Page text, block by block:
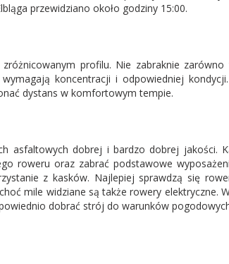
przewidziano około godziny 15:00.
profilu. Nie zabraknie zarówno
koncentracji i odpowiedniej
dystans w komfortowym tempie.
asfaltowych dobrej i bardzo dobrej jakości.
roweru oraz zabrać podstawowe
z kasków. Najlepiej sprawdzą się
mile widziane są także rowery elektryczne.
dobrać strój do warunków